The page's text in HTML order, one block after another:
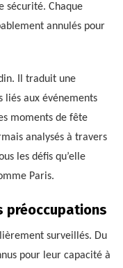
sécurité. Chaque
annulés pour
Il traduit une
liés aux événements
moments de fête
analysés à travers
les défis qu’elle
Paris.
préoccupations
surveillés. Du
pour leur capacité à